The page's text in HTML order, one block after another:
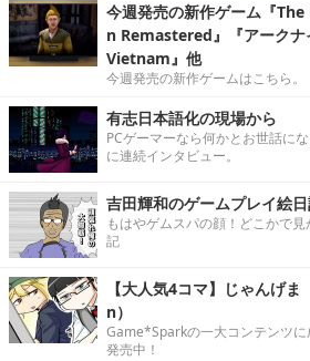
今週発売の新作ゲーム『
n Remastered』『アーク
Vietnam』他
今週発売の新作ゲームはこちら。
有志日本語化の現場から
PCゲーマーなら何かとお世話に
に連続インタビュー。
吉田輝和のゲームプレイ絵
もはやゲムスパの顔！どこかで
記
【大人気4コマ】じゃんげ
n）
Game*Sparkの一大コンテンツ
発売中！